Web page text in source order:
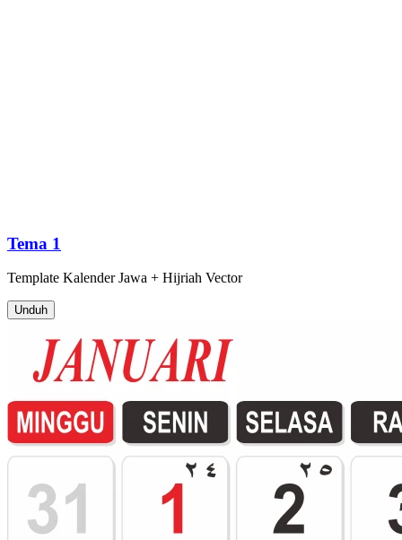
Tema 1
Template Kalender Jawa + Hijriah Vector
Unduh